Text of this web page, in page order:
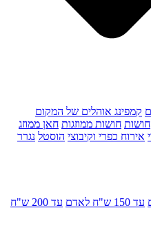
קמפינג אוהלים של המקום
חושות חושות ממוזגות חאן ממוזג
אירוח כפרי וקיבוצי הוסטל נגרר
עד 150 ש"ח לאדם
עד 200 ש"ח